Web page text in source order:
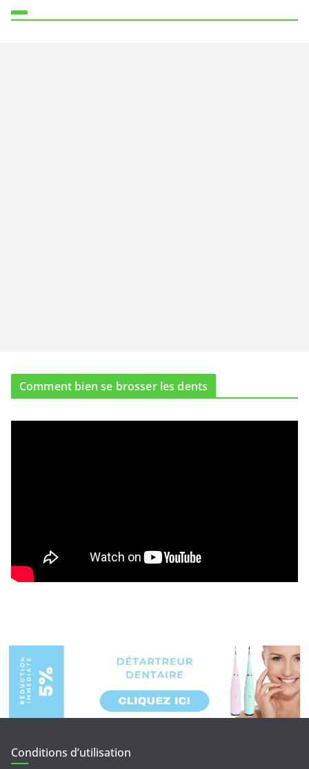
Comment bien se brosser les dents
Conditions d’utilisation